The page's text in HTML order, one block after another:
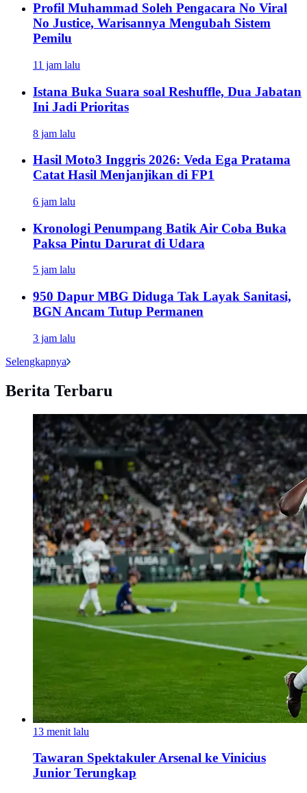
Profil Muhammad Soleh Pengacara No Viral
No Justice, Warisannya Mengubah Sistem
Pemilu
11 jam lalu
Istana Buka Suara soal Reshuffle, Dua Jabatan
Ini Jadi Prioritas
8 jam lalu
Hasil Moto3 Inggris 2026: Veda Ega Pratama
Catat Hasil Menjanjikan di FP1
6 jam lalu
Kronologi Penumpang Batik Air Coba Buka
Paksa Pintu Darurat di Udara
5 jam lalu
950 Dapur MBG Diduga Tak Layak Sanitasi,
BGN Ancam Tutup Permanen
3 jam lalu
Selengkapnya
Berita Terbaru
13 menit lalu
Tawaran Spektakuler Arsenal ke Vinicius
Junior Terungkap